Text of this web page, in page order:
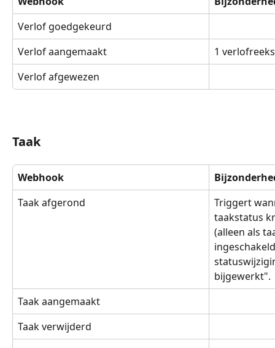
Verlof goedgekeurd
Verlof aangemaakt
1
Verlof afgewezen
Taak
Webhook
Taak afgerond
Triggert
taakstatus
(alleen als
bijgewerkt".
Taak aangemaakt
Taak verwijderd